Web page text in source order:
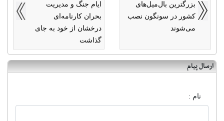
بزرگترین بال‌میل‌های
کشور در سونگون نصب
می‌شوند
ایام جنگ و مدیریت
بحران کارنامه‌ای
درخشان از خود به جای
گذاشت
ارسال پیام
نام :